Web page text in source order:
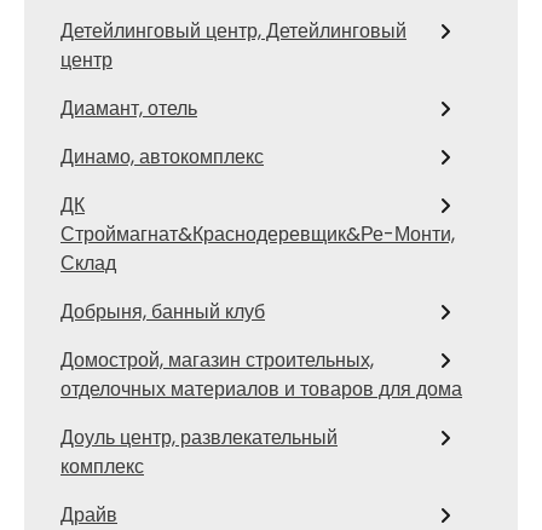
Детейлинговый центр, Детейлинговый
центр
Диамант, отель
Динамо, автокомплекс
ДК
Строймагнат&Краснодеревщик&Ре-Монти,
Склад
Добрыня, банный клуб
Домострой, магазин строительных,
отделочных материалов и товаров для дома
Доуль центр, развлекательный
комплекс
Драйв